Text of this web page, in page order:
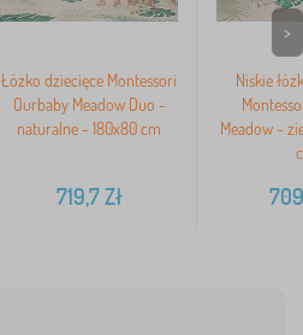
Łóżko dziecięce Montessori
Ourbaby Meadow Duo -
naturalne - 180x80 cm
719,7Zł
Niskie
Meadow -
>